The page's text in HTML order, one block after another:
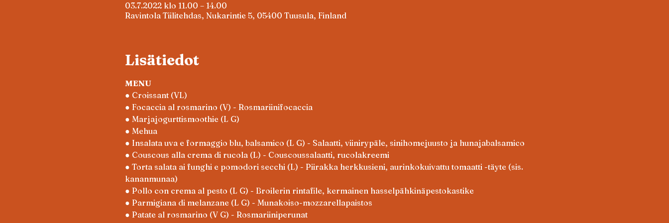
03.7.2022 klo 11.00 – 14.00
Ravintola Tiilitehdas, Nukarintie 5, 05400 Tuusula, Finland
Lisätiedot
MENU
● Croissant (VL)
● Focaccia al rosmarino (V) - Rosmariinifocaccia
● Marjajogurttismoothie (L G)
● Mehua
● Insalata uva e formaggio blu, balsamico (L G) - Salaatti, viinirypäle, sinihomejuusto ja hunajabalsamico
● Couscous alla crema di rucola (L) - Couscoussalaatti, rucolakreemi
● Torta salata ai funghi e pomodori secchi (L) - Piirakka herkkusieni, aurinkokuivattu tomaatti -täyte (sis.
kananmunaa)
● Pollo con crema al pesto (L G) - Broilerin rintafile, kermainen hasselpähkinäpestokastike
● Parmigiana di melanzane (L G) - Munakoiso-mozzarellapaistos
● Patate al rosmarino (V G) - Rosmariiniperunat